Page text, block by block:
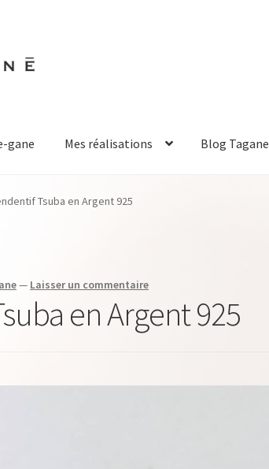
gane Mes réalisations Blog Tagane
Tsuba en Argent 925
— Laisser un commentaire
en Argent 925